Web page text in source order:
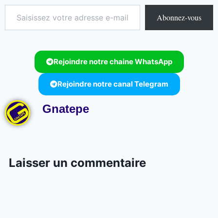
Abonnez-vous
Rejoindre notre chaine WhatsApp
Rejoindre notre canal Telegram
Gnatepe
Laisser un commentaire